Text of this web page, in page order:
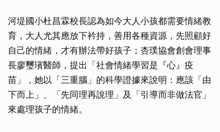
河堤國小杜昌霖校長認為如今大人小孩都需要情緒教
育，大人尤其應放下衿持，善用各種資源，先照顧好
自己的情緒，才有辦法帶好孩子；杏璞協會創會理事
長廖璽璸醫師，提出「社會情緒學習是『心』疫
苗」，她以「三重腦」的科學證據來說明：應該「由
下而上」、「先同理再說理」及「引導而非做法官」
來處理孩子的情緒。